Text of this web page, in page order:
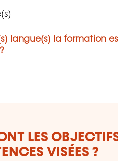
langue(s) la formation
LES
VISÉES ?